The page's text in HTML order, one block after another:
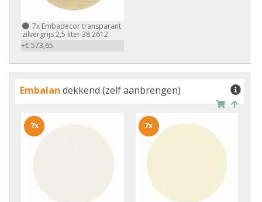
7x Embadecor transparant
zilvergrijs 2,5 liter 38.2612
+€ 573,65
Embalan dekkend (zelf aanbrengen)
7x 7x